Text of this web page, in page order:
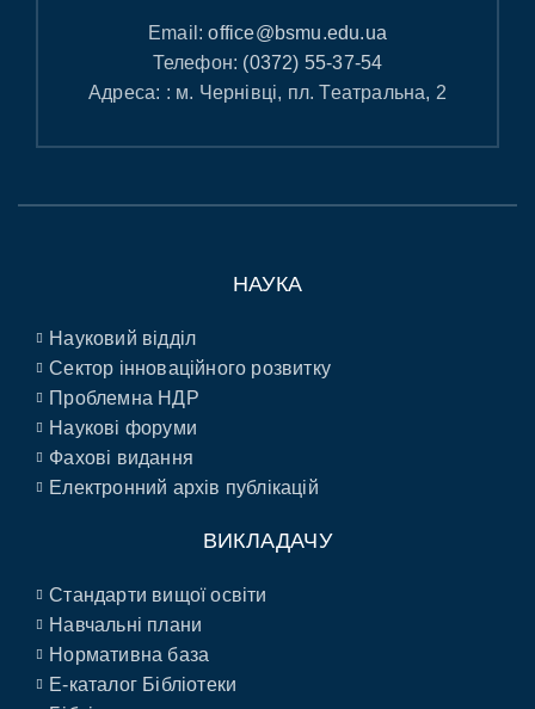
Email:office@bsmu.edu.ua
Телефон: (0372) 55-37-54
Адреса: : м. Чернівці, пл. Театральна, 2
НАУКА
Науковий відділ
Сектор інноваційного розвитку
Проблемна НДР
Наукові форуми
Фахові видання
Електронний архів публікацій
ВИКЛАДАЧУ
Стандарти вищої освіти
Навчальні плани
Нормативна база
E-каталог Бібліотеки